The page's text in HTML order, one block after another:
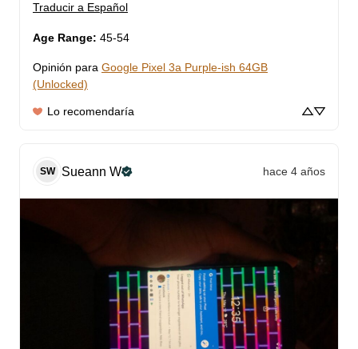
Traducir a Español
Age Range: 45-54
Opinión para Google Pixel 3a Purple-ish 64GB
(Unlocked)
Lo recomendaría
SW Sueann W hace 4 años